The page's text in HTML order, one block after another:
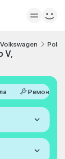
Volkswagen Polo
V,
Ремонт